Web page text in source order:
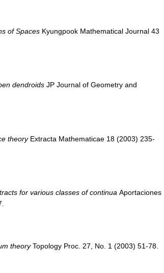
of Spaces Kyungpook Mathematical Journal 43
dendroids JP Journal of Geometry and
theory Extracta Mathematicae 18 (2003) 235-
for various classes of continua Aportaciones
theoryTopology Proc. 27, No. 1 (2003) 51-78.